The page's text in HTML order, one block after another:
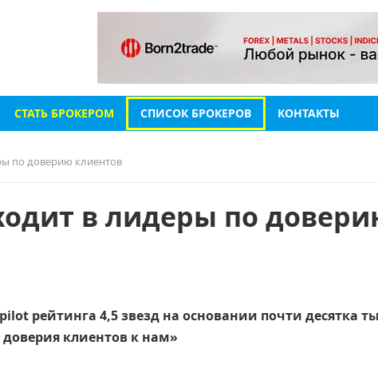
СТАТЬ БРОКЕРОМ СПИСОК БРОКЕРОВ КОНТАКТЫ
по доверию клиентов
в лидеры по
рейтинга 4,5 звезд на основании почти десятка
клиентов к нам»